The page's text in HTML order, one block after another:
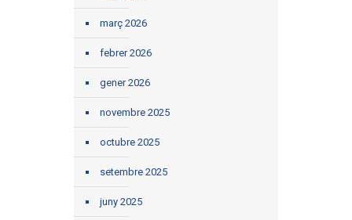
març 2026
febrer 2026
gener 2026
novembre 2025
octubre 2025
setembre 2025
juny 2025